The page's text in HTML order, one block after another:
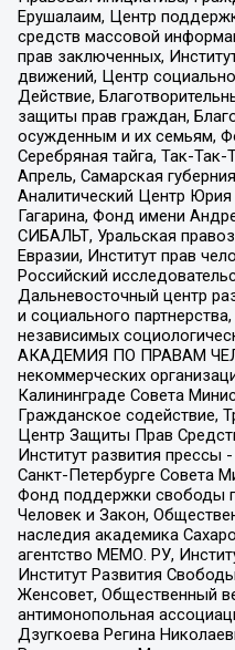
Ерушалаим, Центр
средств массовой
прав заключенных,
движений, Центр
Действие,
защиты прав граждан,
осужденным и их семьям,
Серебряная тайга, Так-
Апрель, Самарская
Аналитический Центр
Гагарина, Фонд имени
СИБАЛЬТ, Уральская
Евразии, Институт прав
Российский
Дальневосточный центр
и социального
независимых
АКАДЕМИЯ ПО ПРАВАМ
некоммерческих
Калининграде Совета
Гражданское содействие,
Центр Защиты Прав
Институт развития прессы
Санкт-Петербурге Совета
Фонд поддержки свободы
Человек и Закон,
наследия академика
агентство МЕМО. РУ,
Институт Развития
Женсовет, Общественный
антимонопольная
Дзугкоева Регина